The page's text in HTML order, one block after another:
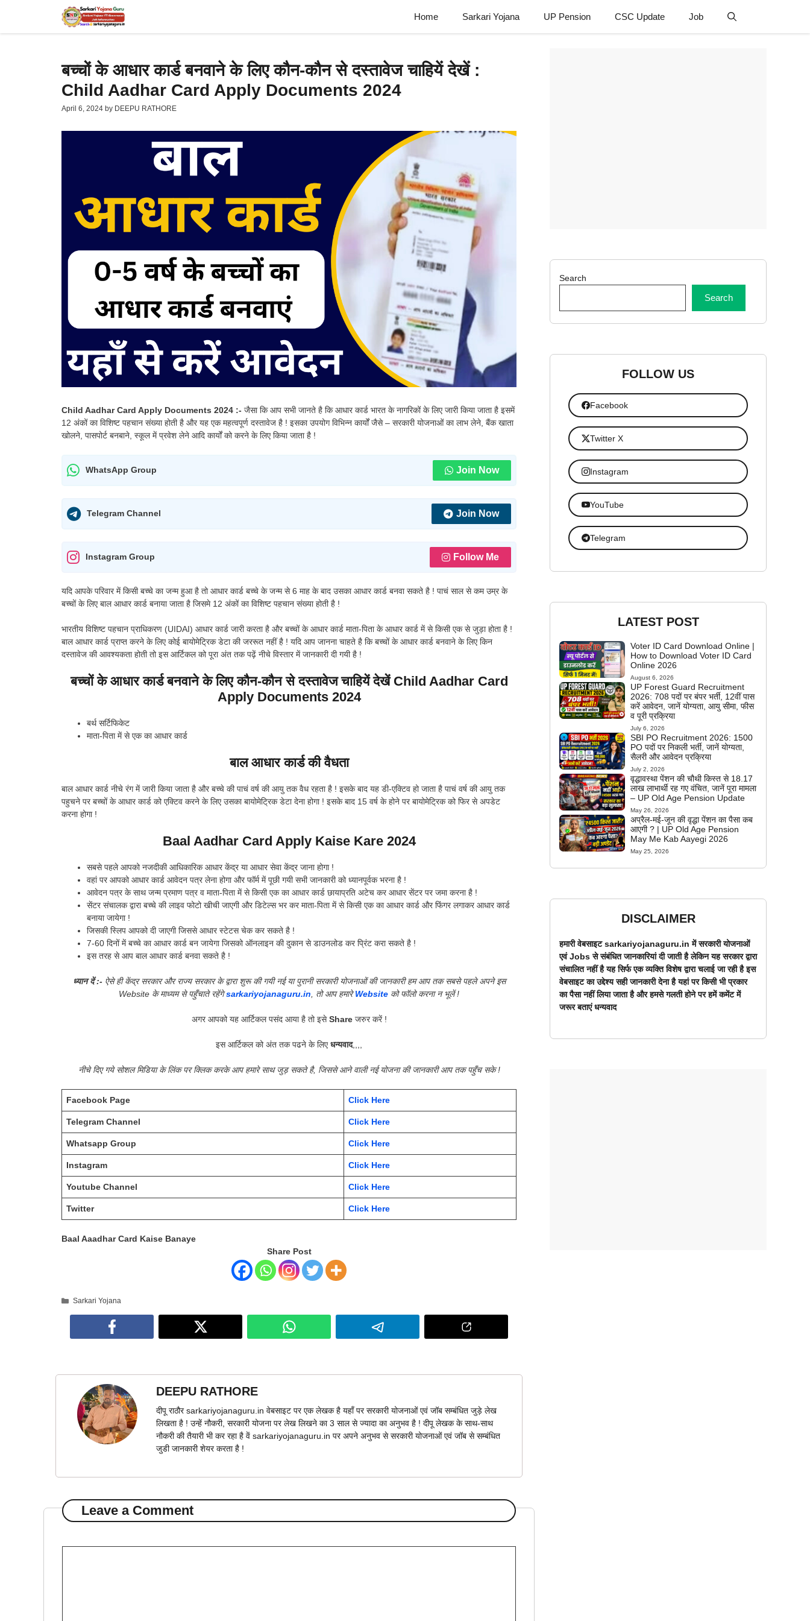
Home Sarkari Yojana UP Pension CSC Update Job
बच्चों के आधार कार्ड बनवाने के लिए कौन-कौन से दस्तावेज चाहियें देखें :
Child Aadhar Card Apply Documents 2024
April 6, 2024 by DEEPU RATHORE
Child Aadhar Card Apply Documents 2024 :- जैसा कि आप सभी जानते है कि आधार कार्ड भारत के नागरिकों के लिए जारी किया जाता है इसमें
12 अंकों का विशिष्ट पहचान संख्या होती है और यह एक महत्वपूर्ण दस्तावेज है ! इसका उपयोग विभिन्न कार्यों जैसे – सरकारी योजनाओं का लाभ लेने, बैंक खाता
खोलने, पासपोर्ट बनबाने, स्कूल में प्रवेश लेने आदि कार्यों को करने के लिए किया जाता है !
WhatsApp Group Join Now
Telegram Channel Join Now
Instagram Group Follow Me
यदि आपके परिवार में किसी बच्चे का जन्म हुआ है तो आधार कार्ड बच्चे के जन्म से 6 माह के बाद उसका आधार कार्ड बनवा सकते है ! पाचं साल से कम उम्र के
बच्चों के लिए बाल आधार कार्ड बनाया जाता है जिसमे 12 अंकों का विशिष्ट पहचान संख्या होती है !
भारतीय विशिष्ट पहचान प्राधिकरण (UIDAI) आधार कार्ड जारी करता है और बच्चों के आधार कार्ड माता-पिता के आधार कार्ड में से किसी एक से जुड़ा होता है !
बाल आधार कार्ड प्राप्त करने के लिए कोई बायोमेट्रिक डेटा की जररूत नहीं है ! यदि आप जानना चाहते है कि बच्चों के आधार कार्ड बनवाने के लिए किन
दस्तावेज की आवश्यकता होती तो इस आर्टिकल को पूरा अंत तक पढ़ें नीचे विस्तार में जानकारी दी गयी है !
बच्चों के आधार कार्ड बनवाने के लिए कौन-कौन से दस्तावेज चाहियें देखें Child Aadhar Card
Apply Documents 2024
बर्थ सर्टिफिकेट
माता-पिता में से एक का आधार कार्ड
बाल आधार कार्ड की वैधता
बाल आधार कार्ड नीचे रंग में जारी किया जाता है और बच्चे की पाचं वर्ष की आयु तक वैध रहता है ! इसके बाद यह डी-एक्टिव हो जाता है पाचं वर्ष की आयु तक
पहुचने पर बच्चों के आधार कार्ड को एक्टिव करने के लिए उसका बायोमेट्रिक डेटा देना होगा ! इसके बाद 15 वर्ष के होने पर बायोमेट्रिक को फिर से अपडेट
करना होगा !
Baal Aadhar Card Apply Kaise Kare 2024
सबसे पहले आपको नजदीकी आधिकारिक आधार केंद्र या आधार सेवा केंद्र जाना होगा !
वहां पर आपको आधार कार्ड आवेदन पत्र लेना होगा और फॉर्म में पूछी गयी सभी जानकारी को ध्यानपूर्वक भरना है !
आवेदन पत्र के साथ जन्म प्रमाण पत्र व माता-पिता में से किसी एक का आधार कार्ड छायाप्रति अटेच कर आधार सेंटर पर जमा करना है !
सेंटर संचालक द्वारा बच्चे की लाइव फोटो खीची जाएगी और डिटेल्स भर कर माता-पिता में से किसी एक का आधार कार्ड और फिंगर लगाकर आधार कार्ड
बनाया जायेगा !
जिसकी स्लिप आपको दी जाएगी जिससे आधार स्टेटस चेक कर सकते है !
7-60 दिनों में बच्चे का आधार कार्ड बन जायेगा जिसको ऑनलाइन की दुकान से डाउनलोड कर प्रिंट करा सकते है !
इस तरह से आप बाल आधार कार्ड बनवा सकते है !
ध्यान दें :-ऐसे ही केंद्र सरकार और राज्य सरकार के द्वारा शुरू की गयी नई या पुरानी सरकारी योजनाओं की जानकारी हम आप तक सबसे पहले अपने इस
Website के माध्यम से पहुँचाते रहेंगेsarkariyojanaguru.in , तो आप हमारेWebsite को फॉलो करना न भूलें !
अगर आपको यह आर्टिकल पसंद आया है तो इसेShareजरुर करें !
इस आर्टिकल को अंत तक पढने के लिएधन्यवाद,,,,
नीचे दिए गये सोशल मिडिया के लिंक पर क्लिक करके आप हमारे साथ जुड़ सकते है, जिससे आने वाली नई योजना की जानकारी आप तक पहुँच सके !
Facebook Page Click Here
Telegram Channel Click Here
Whatsapp Group Click Here
Instagram Click Here
Youtube Channel Click Here
Twitter Click Here
Baal Aaadhar Card Kaise Banaye
Share Post
Categories
Sarkari Yojana
DEEPU RATHORE
दीपू राठौर sarkariyojanaguru.in वेबसाइट पर एक लेखक है यहाँ पर सरकारी योजनाओं एवं जॉब सम्बंधित जुड़े लेख
लिखता है ! उन्हें नौकरी, सरकारी योजना पर लेख लिखने का 3 साल से ज्यादा का अनुभव है ! दीपू लेखक के साथ-साथ
नौकरी की तैयारी भी कर रहा है वें sarkariyojanaguru.in पर अपने अनुभव से सरकारी योजनाओं एवं जॉब से सम्बंधित
जुडी जानकारी शेयर करता है !
Leave a Comment
Search
Search
FOLLOW US
Facebook
Twitter X
Instagram
YouTube
Telegram
LATEST POST
Voter ID Card Download Online |
How to Download Voter ID Card
Online 2026
August 6, 2026
UP Forest Guard Recruitment
2026: 708 पदों पर बंपर भर्ती, 12वीं पास
करें आवेदन, जानें योग्यता, आयु सीमा, फीस
व पूरी प्रक्रिया
July 6, 2026
SBI PO Recruitment 2026: 1500
PO पदों पर निकली भर्ती, जानें योग्यता,
सैलरी और आवेदन प्रक्रिया
July 2, 2026
वृद्धावस्था पेंशन की चौथी किस्त से 18.17
लाख लाभार्थी रह गए वंचित, जानें पूरा मामला
– UP Old Age Pension Update
May 26, 2026
अप्रैल-मई-जून की वृद्धा पेंशन का पैसा कब
आएगी ? | UP Old Age Pension
May Me Kab Aayegi 2026
May 25, 2026
DISCLAIMER
हमारी वेबसाइट sarkariyojanaguru.in में सरकारी योजनाओं
एवं Jobs से संबंधित जानकारियां दी जाती है लेकिन यह सरकार द्वारा
संचालित नहीं है यह सिर्फ एक व्यक्ति विशेष द्वारा चलाई जा रही है इस
वेबसाइट का उद्देश्य सही जानकारी देना है यहां पर किसी भी प्रकार
का पैसा नहीं लिया जाता है और हमसे गलती होने पर हमें कमेंट में
जरूर बताएं धन्यवाद